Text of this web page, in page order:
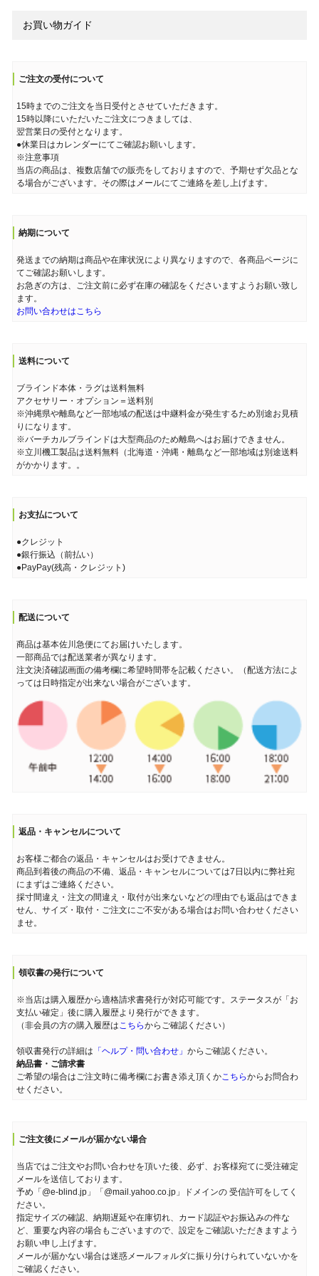
お買い物ガイド
ご注文の受付について
15時までのご注文を当日受付とさせていただきます。
15時以降にいただいたご注文につきましては、
翌営業日の受付となります。
●休業日はカレンダーにてご確認お願いします。
※注意事項
当店の商品は、複数店舗での販売をしておりますので、予期せず欠品とな
る場合がございます。その際はメールにてご連絡を差し上げます。
納期について
発送までの納期は商品や在庫状況により異なりますので、各商品ページに
てご確認お願いします。
お急ぎの方は、ご注文前に必ず在庫の確認をくださいますようお願い致し
ます。
お問い合わせはこちら
送料について
ブラインド本体・ラグは送料無料
アクセサリー・オプション＝送料別
※沖縄県や離島など一部地域の配送は中継料金が発生するため別途お見積
りになります。
※バーチカルブラインドは大型商品のため離島へはお届けできません。
※立川機工製品は送料無料（北海道・沖縄・離島など一部地域は別途送料
がかかります。。
お支払について
●クレジット
●銀行振込（前払い）
●PayPay(残高・クレジット)
配送について
商品は基本佐川急便にてお届けいたします。
一部商品では配送業者が異なります。
注文決済確認画面の備考欄に希望時間帯を記載ください。（配送方法によ
っては日時指定が出来ない場合がございます。
返品・キャンセルについて
お客様ご都合の返品・キャンセルはお受けできません。
商品到着後の商品の不備、返品・キャンセルについては7日以内に弊社宛
にまずはご連絡ください。
採寸間違え・注文の間違え・取付が出来ないなどの理由でも返品はできま
せん、サイズ・取付・ご注文にご不安がある場合はお問い合わせください
ませ。
領収書の発行について
※当店は購入履歴から適格請求書発行が対応可能です。ステータスが「お
支払い確定」後に購入履歴より発行ができます。
（非会員の方の購入履歴はこちらからご確認ください）
領収書発行の詳細は 「ヘルプ・問い合わせ」 からご確認ください。
納品書・ご請求書
ご希望の場合はご注文時に備考欄にお書き添え頂くかこちらからお問合わ
せください。
ご注文後にメールが届かない場合
当店ではご注文やお問い合わせを頂いた後、必ず、お客様宛てに受注確定
メールを送信しております。
予め「@e-blind.jp」「@mail.yahoo.co.jp」ドメインの 受信許可をしてく
ださい。
指定サイズの確認、納期遅延や在庫切れ、カード認証やお振込みの件な
ど、重要な内容の場合もございますので、設定をご確認いただきますよう
お願い申し上げます。
メールが届かない場合は迷惑メールフォルダに振り分けられていないかを
ご確認ください。